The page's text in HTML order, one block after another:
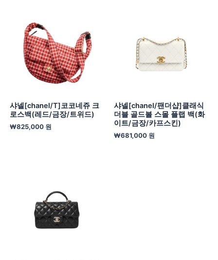
샤넬[chanel/T]코코네쥬 크
로스백(레드/금장/트위드)
₩825,000 원
샤넬[chanel/팬더샵]클래식
더블 골드볼 스몰 플랩 백(화
이트/금장/카프스킨)
₩681,000 원